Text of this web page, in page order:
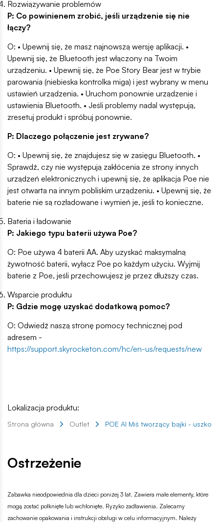
Rozwiązywanie problemów
P: Co powinienem zrobić, jeśli urządzenie się nie
łączy?
O: • Upewnij się, że masz najnowszą wersję aplikacji. •
Upewnij się, że Bluetooth jest włączony na Twoim
urządzeniu. • Upewnij się, że Poe Story Bear jest w trybie
parowania (niebieska kontrolka miga) i jest wybrany w menu
ustawień urządzenia. • ​​Uruchom ponownie urządzenie i
ustawienia Bluetooth. • Jeśli problemy nadal występują,
zresetuj produkt i spróbuj ponownie.
P: Dlaczego połączenie jest zrywane?
O: • Upewnij się, że znajdujesz się w zasięgu Bluetooth. •
Sprawdź, czy nie występują zakłócenia ze strony innych
urządzeń elektronicznych i upewnij się, że aplikacja Poe nie
jest otwarta na innym pobliskim urządzeniu. • Upewnij się, że
baterie nie są rozładowane i wymień je, jeśli to konieczne.
Bateria i ładowanie
P: Jakiego typu baterii używa Poe?
O: Poe używa 4 baterii AA. Aby uzyskać maksymalną
żywotność baterii, wyłącz Poe po każdym użyciu. Wyjmij
baterie z Poe, jeśli przechowujesz je przez dłuższy czas.
Wsparcie produktu
P: Gdzie mogę uzyskać dodatkową pomoc?
O: Odwiedź naszą stronę pomocy technicznej pod
adresem -
https://support.skyrocketon.com/hc/en-us/requests/new
Lokalizacja produktu:
Strona główna Outlet POE AI Miś tworzący bajki -
Ostrzeżenie
Zabawka nieodpowiednia dla dzieci poniżej 3 lat. Zawiera małe elementy, które
mogą zostać połknięte lub wchłonięte. Ryzyko zadławienia. Zalecamy
zachowanie opakowania i instrukcji obsługi w celu informacyjnym. Należy